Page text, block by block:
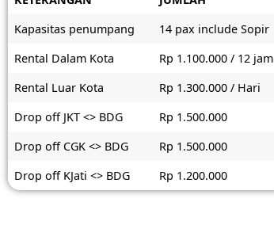
Kapasitas penumpang
14 pax include Sopir
Rental Dalam Kota
Rp 1.100.000 / 12 jam
Rental Luar Kota
Rp 1.300.000 / Hari
Drop off JKT <> BDG
Rp 1.500.000
Drop off CGK <> BDG
Rp 1.500.000
Drop off KJati <> BDG
Rp 1.200.000